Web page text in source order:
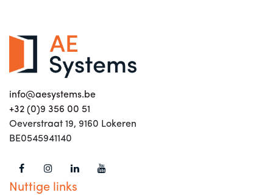
info@aesystems.be
+32 (0)9 356 00 51
Oeverstraat 19, 9160 Lokeren
BE0545941140
Nuttige links